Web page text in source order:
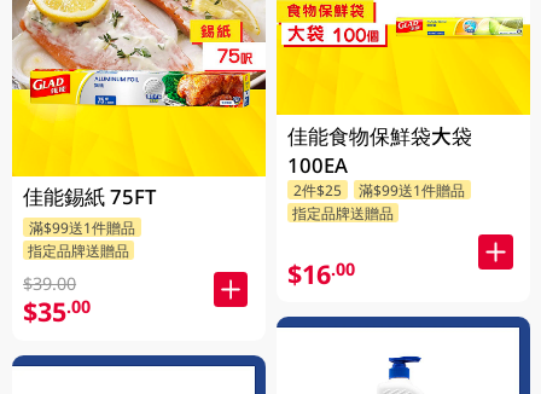
佳能錫紙 75FT
滿$99送1件贈品
指定品牌送贈品
$39.00
$35.00
佳能食物保鮮袋大袋
100EA
2件$25
滿$99送1件贈品
指定品牌送贈品
$16.00